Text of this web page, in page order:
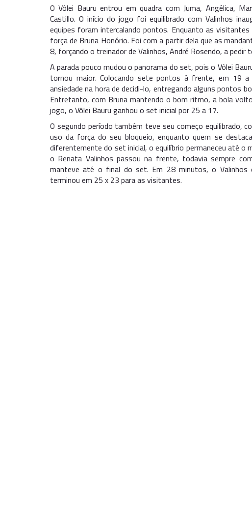
O Vôlei Bauru entrou em quadra com Juma, Angélica,
Castillo. O início do jogo foi equilibrado com Valinhos
equipes foram intercalando pontos. Enquanto as
força de Bruna Honório. Foi com a partir dela que as
8, forçando o treinador de Valinhos, André Rosendo, a pedir
A parada pouco mudou o panorama do set, pois o Vôlei
tornou maior. Colocando sete pontos à frente, em 19
ansiedade na hora de decidi-lo, entregando alguns pontos
Entretanto, com Bruna mantendo o bom ritmo, a bola
jogo, o Vôlei Bauru ganhou o set inicial por 25 a 17.
O segundo período também teve seu começo equilibrado,
uso da força do seu bloqueio, enquanto quem se
diferentemente do set inicial, o equilíbrio permaneceu até
o Renata Valinhos passou na frente, todavia sempre
manteve até o final do set. Em 28 minutos, o Valinhos
terminou em 25 x 23 para as visitantes.